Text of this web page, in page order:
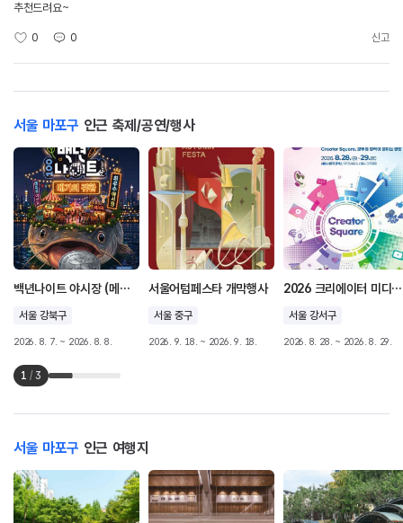
추천드려요~
0 0 신고
서울 마포구 인근 축제/공연/행사
백년나이트 야시장 (메기의 귀환)
서울 강북구
2026. 8. 7. ~ 2026. 8. 8.
서울어텀페스타 개막행사
서울 중구
2026. 9. 18. ~ 2026. 9. 18.
2026 크리에이터 미디어 대전
서울 강서구
2026. 8. 28. ~ 2026. 8. 29.
1 / 3
서울 마포구 인근 여행지